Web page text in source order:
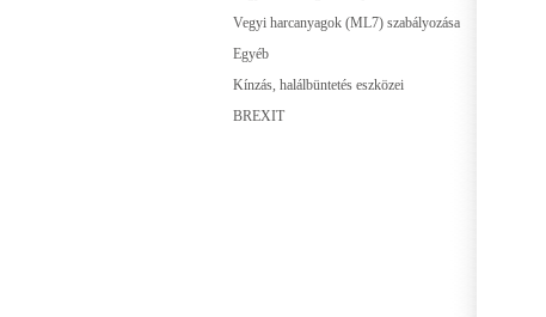
Vegyi harcanyagok (ML7) szabályozása
Egyéb
Kínzás, halálbüntetés eszközei
BREXIT